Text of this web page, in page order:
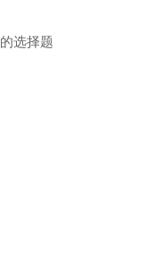
选择题